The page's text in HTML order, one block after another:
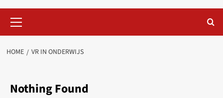
Menu
HOME VR IN ONDERWIJS
Nothing Found